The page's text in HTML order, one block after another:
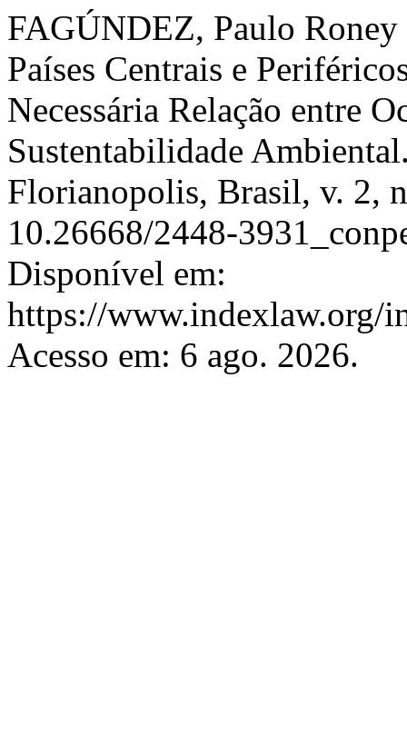
FAGÚNDEZ, Paulo
Países Centrais e
Necessária Relação entre
Sustentabilidade
Florianopolis, Brasil, v. 2,
10.26668/2448-
Disponível em:
https://www.indexlaw.org/
Acesso em: 6 ago. 2026.